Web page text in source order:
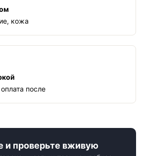
кожа
после
и проверьте вживую